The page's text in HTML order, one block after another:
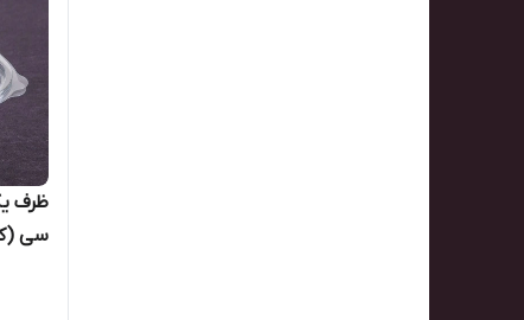
سی (کارتن